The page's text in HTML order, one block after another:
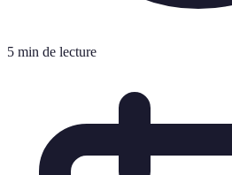
5 min de lecture